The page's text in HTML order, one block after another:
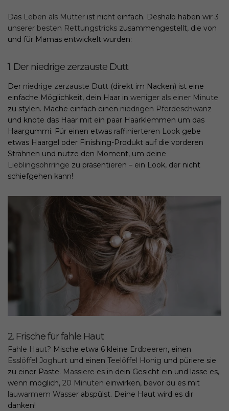
Das Leben als Mutter ist nicht einfach. Deshalb haben wir 3
unserer besten Rettungstricks zusammengestellt, die von
und für Mamas entwickelt wurden:
1. Der niedrige zerzauste Dutt
Der niedrige zerzauste Dutt (direkt im Nacken) ist eine
einfache Möglichkeit, dein Haar in weniger als einer Minute
zu stylen. Mache einfach einen niedrigen Pferdeschwanz
und knote das Haar mit ein paar Haarklemmen um das
Haargummi. Für einen etwas raffinierteren Look gebe
etwas Haargel oder Finishing-Produkt auf die vorderen
Strähnen und nutze den Moment, um deine
Lieblingsohrringe zu präsentieren – ein Look, der nicht
schiefgehen kann!
2. Frische für fahle Haut
Fahle Haut? Mische etwa 6 kleine Erdbeeren, einen
Esslöffel Joghurt und einen Teelöffel Honig und püriere sie
zu einer Paste. Massiere es in dein Gesicht ein und lasse es,
wenn möglich, 20 Minuten einwirken, bevor du es mit
lauwarmem Wasser abspülst. Deine Haut wird es dir
danken!